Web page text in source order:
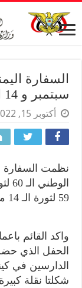
سبتمبر و 14 اكتوبر الخالدتين
أكتوبر 15, 2022
نظمت السفارة
59 لثورة الـ 14 من اكتوبر الخالدتين.
واكد القائم
الحفل الذي
شكلتا نقلة